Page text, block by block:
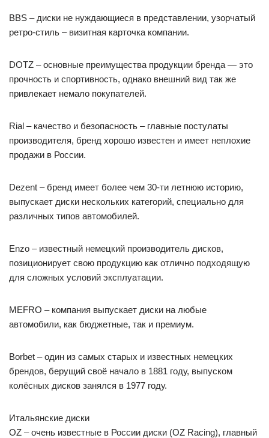
BBS – диски не нуждающиеся в представлении, узорчатый
ретро-стиль – визитная карточка компании.
DOTZ – основные преимущества продукции бренда — это
прочность и спортивность, однако внешний вид так же
привлекает немало покупателей.
Rial – качество и безопасность – главные постулаты
производителя, бренд хорошо известен и имеет неплохие
продажи в России.
Dezent – бренд имеет более чем 30-ти летнюю историю,
выпускает диски нескольких категорий, специально для
различных типов автомобилей.
Enzo – известный немецкий производитель дисков,
позиционирует свою продукцию как отлично подходящую
для сложных условий эксплуатации.
MEFRO – компания выпускает диски на любые
автомобили, как бюджетные, так и премиум.
Borbet – один из самых старых и известных немецких
брендов, берущий своё начало в 1881 году, выпуском
колёсных дисков занялся в 1977 году.
Итальянские диски
OZ – очень известные в России диски (OZ Racing), главный